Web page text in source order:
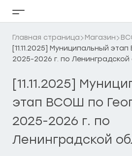
Кнопка
бокового
меню
Главная страница Магазин
[11.11.2025] Муниципальный
2025-2026 г. по Ленинградской
[11.11.2025]
этап ВСОШ по
2025-2026 г. по
Ленинградской